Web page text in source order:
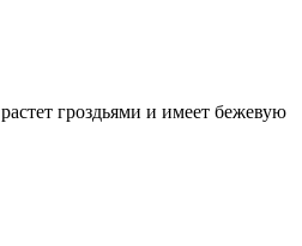
гроздьями и имеет бежевую